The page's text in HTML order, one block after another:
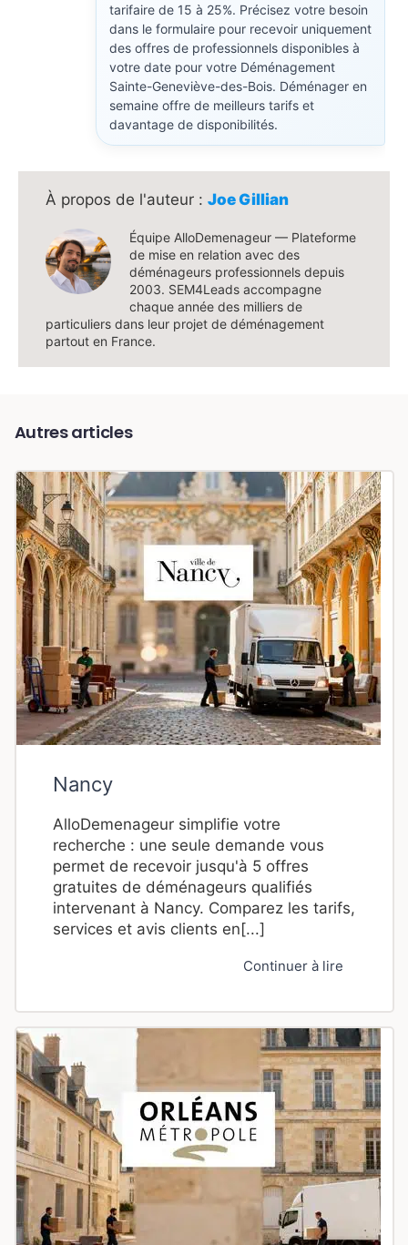
tarifaire de 15 à 25%. Précisez votre besoin
dans le formulaire pour recevoir uniquement
des offres de professionnels disponibles à
votre date pour votre Déménagement
Sainte-Geneviève-des-Bois. Déménager en
semaine offre de meilleurs tarifs et
davantage de disponibilités.
Joe Gillian
Équipe AlloDemenageur — Plateforme
de mise en relation avec des
déménageurs professionnels depuis
2003. SEM4Leads accompagne
chaque année des milliers de
particuliers dans leur projet de déménagement
partout en France.
Autres articles
Nancy
AlloDemenageur simplifie votre
recherche : une seule demande vous
permet de recevoir jusqu'à 5 offres
gratuites de déménageurs qualifiés
intervenant à Nancy. Comparez les tarifs,
services et avis clients en[...]
Continuer à lire